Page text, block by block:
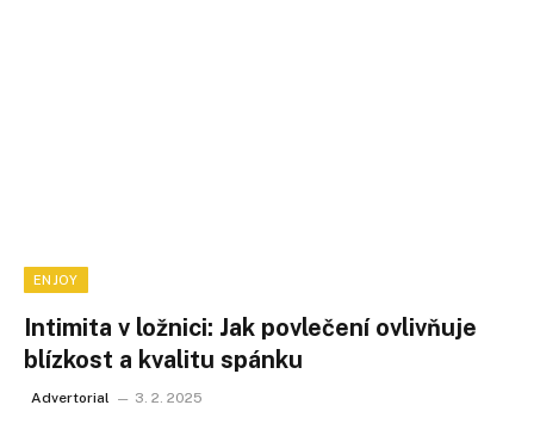
ENJOY
Intimita v ložnici: Jak povlečení ovlivňuje
blízkost a kvalitu spánku
Advertorial 3. 2. 2025